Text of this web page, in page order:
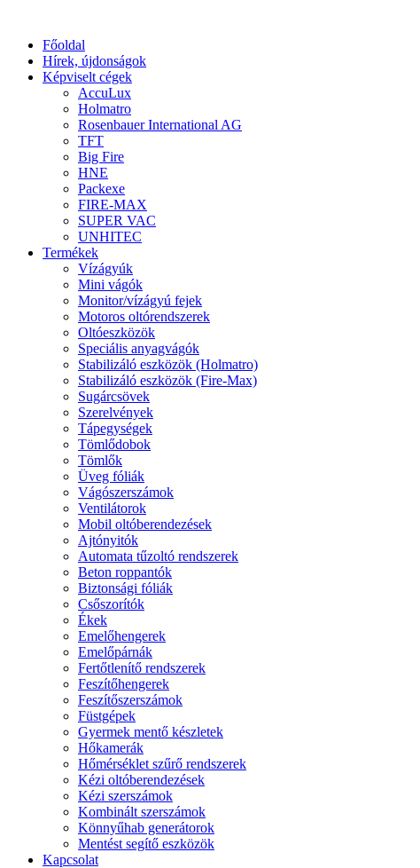
Főoldal
Hírek, újdonságok
Képviselt cégek
AccuLux
Holmatro
Rosenbauer International AG
TFT
Big Fire
HNE
Packexe
FIRE-MAX
SUPER VAC
UNHITEC
Termékek
Vízágyúk
Mini vágók
Monitor/vízágyú fejek
Motoros oltórendszerek
Oltóeszközök
Speciális anyagvágók
Stabilizáló eszközök (Holmatro)
Stabilizáló eszközök (Fire-Max)
Sugárcsövek
Szerelvények
Tápegységek
Tömlődobok
Tömlők
Üveg fóliák
Vágószerszámok
Ventilátorok
Mobil oltóberendezések
Ajtónyitók
Automata tűzoltó rendszerek
Beton roppantók
Biztonsági fóliák
Csőszorítók
Ékek
Emelőhengerek
Emelőpárnák
Fertőtlenítő rendszerek
Feszítőhengerek
Feszítőszerszámok
Füstgépek
Gyermek mentő készletek
Hőkamerák
Hőmérséklet szűrő rendszerek
Kézi oltóberendezések
Kézi szerszámok
Kombinált szerszámok
Könnyűhab generátorok
Mentést segítő eszközök
Kapcsolat